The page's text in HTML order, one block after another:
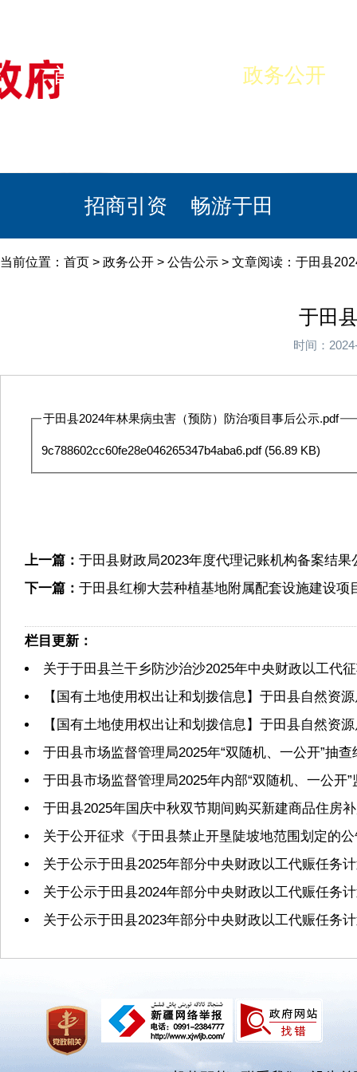
首页 政务公开
招商引资 畅游于田
当前位置： 首页 > 政务公开 > 公告公示 > 文章阅读：于田县
于田
时间：
于田县2024年林果病虫害（预防）防治项目事后公示.pdf
9c788602cc60fe28e046265347b4aba6.pdf(56.89 KB)
上一篇： 于田县财政局2023年度代理记账机构备案结
下一篇： 于田县红柳大芸种植基地附属配套设施建设项
栏目更新：
关于于田县兰干乡防沙治沙2025年中央财政以工代
【国有土地使用权出让和划拨信息】于田县自然资
【国有土地使用权出让和划拨信息】于田县自然资
于田县市场监督管理局2025年“双随机、一公开”抽查
于田县市场监督管理局2025年内部“双随机、一公开
于田县2025年国庆中秋双节期间购买新建商品住房
关于公开征求《于田县禁止开垦陡坡地范围划定的
关于公示于田县2025年部分中央财政以工代赈任务
关于公示于田县2024年部分中央财政以工代赈任务
关于公示于田县2023年部分中央财政以工代赈任务